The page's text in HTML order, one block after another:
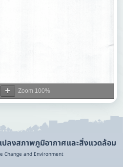
Zoom 100%
ปลงสภาพภูมิอากาศและสิ่งแวดล้อม
Change and Environment